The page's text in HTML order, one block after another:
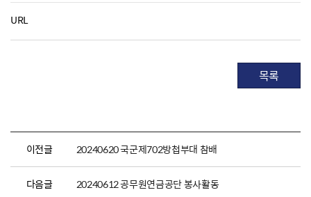
URL
목록
이전글 20240620 국군제702방첩부대 참배
다음글 20240612 공무원연금공단 봉사활동